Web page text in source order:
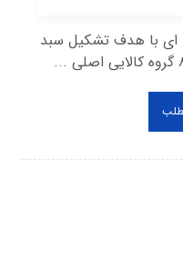
با هدف تشکیل سبد